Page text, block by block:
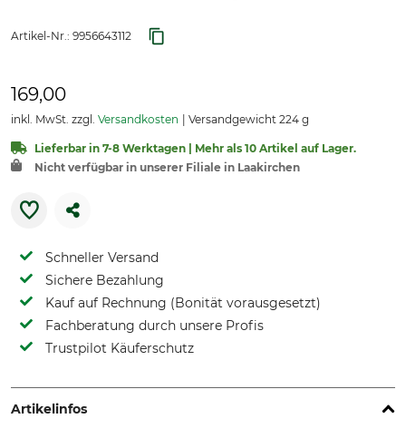
Artikel-Nr.: 9956643112
169,00
inkl. MwSt. zzgl. Versandkosten Versandgewicht 224 g
Lieferbar in 7-8 Werktagen | Mehr als 10 Artikel auf Lager.
Nicht verfügbar in unserer Filiale in Laakirchen
Schneller Versand
Sichere Bezahlung
Kauf auf Rechnung (Bonität vorausgesetzt)
Fachberatung durch unsere Profis
Trustpilot Käuferschutz
Artikelinfos